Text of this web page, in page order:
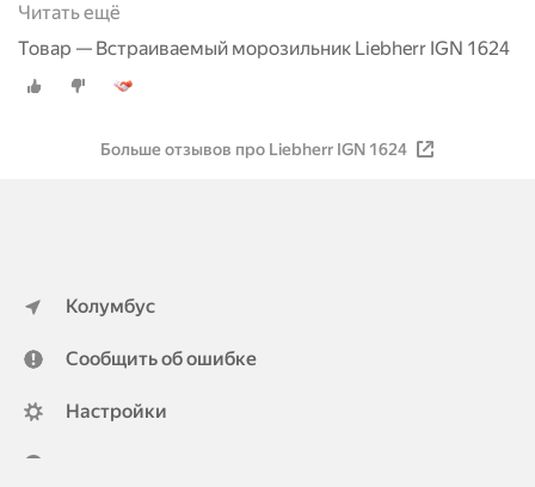
Читать ещё
Товар — Встраиваемый морозильник Liebherr IGN 1624
Больше отзывов про Liebherr IGN 1624
Колумбус
Сообщить об ошибке
Настройки